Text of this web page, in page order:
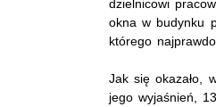
dzielnicowi
okna w budynku
którego
Jak się okazało,
jego wyjaśnień,